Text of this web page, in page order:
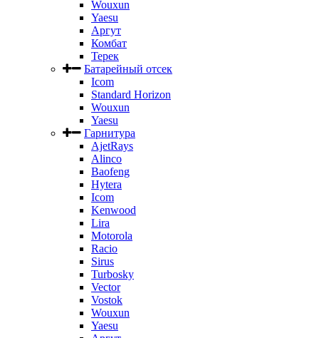
Wouxun
Yaesu
Аргут
Комбат
Терек
Батарейный отсек
Icom
Standard Horizon
Wouxun
Yaesu
Гарнитура
AjetRays
Alinco
Baofeng
Hytera
Icom
Kenwood
Lira
Motorola
Racio
Sirus
Turbosky
Vector
Vostok
Wouxun
Yaesu